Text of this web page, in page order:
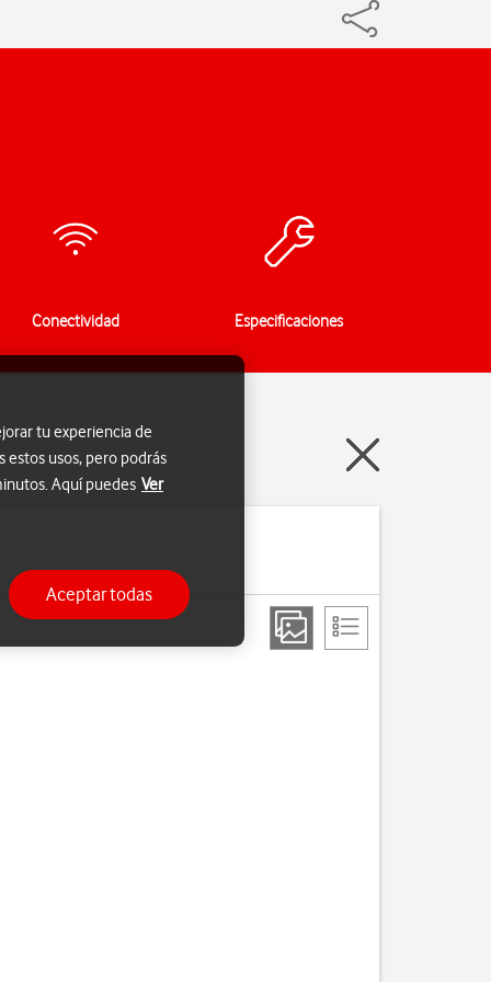
Conectividad Especificaciones
tu experiencia de
estos usos, pero podrás
Aquí puedes Ver
Aceptar todas